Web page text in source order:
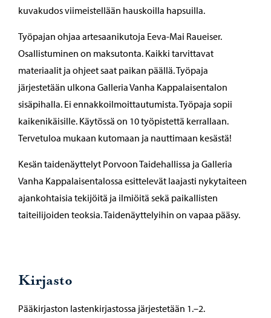
kuvakudos viimeistellään hauskoilla hapsuilla.
Työpajan ohjaa artesaanikutoja Eeva-Mai Raueiser.
Osallistuminen on maksutonta. Kaikki tarvittavat
materiaalit ja ohjeet saat paikan päällä. Työpaja
järjestetään ulkona Galleria Vanha Kappalaisentalon
sisäpihalla. Ei ennakkoilmoittautumista. Työpaja sopii
kaikenikäisille. Käytössä on 10 työpistettä kerrallaan.
Tervetuloa mukaan kutomaan ja nauttimaan kesästä!
Kesän taidenäyttelyt Porvoon Taidehallissa ja Galleria
Vanha Kappalaisentalossa esittelevät laajasti nykytaiteen
ajankohtaisia tekijöitä ja ilmiöitä sekä paikallisten
taiteilijoiden teoksia. Taidenäyttelyihin on vapaa pääsy.
Kirjasto
Pääkirjaston lastenkirjastossa järjestetään 1.–2.